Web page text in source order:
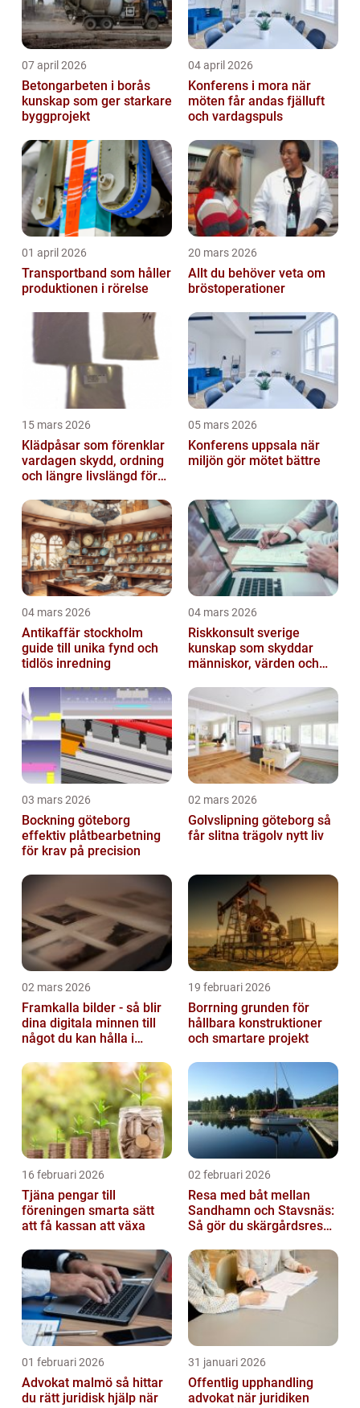
07 april 2026
Betongarbeten i borås
kunskap som ger starkare
byggprojekt
04 april 2026
Konferens i mora när
möten får andas fjälluft
och vardagspuls
01 april 2026
Transportband som håller
produktionen i rörelse
20 mars 2026
Allt du behöver veta om
bröstoperationer
15 mars 2026
Klädpåsar som förenklar
vardagen skydd, ordning
och längre livslängd för
05 mars 2026
Konferens uppsala när
miljön gör mötet bättre
04 mars 2026
Antikaffär stockholm
guide till unika fynd och
tidlös inredning
04 mars 2026
Riskkonsult sverige
kunskap som skyddar
människor, värden och
03 mars 2026
Bockning göteborg
effektiv plåtbearbetning
för krav på precision
02 mars 2026
Golvslipning göteborg så
får slitna trägolv nytt liv
02 mars 2026
Framkalla bilder - så blir
dina digitala minnen till
något du kan hålla i
19 februari 2026
Borrning grunden för
hållbara konstruktioner
och smartare projekt
16 februari 2026
Tjäna pengar till
föreningen smarta sätt
att få kassan att växa
02 februari 2026
Resa med båt mellan
Sandhamn och Stavsnäs:
Så gör du skärgårdsresan
01 februari 2026
Advokat malmö så hittar
du rätt juridisk hjälp när
31 januari 2026
Offentlig upphandling
advokat när juridiken